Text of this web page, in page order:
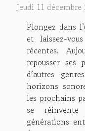
Jeudi 11
Plongez dans
et laissez-
récentes.
repousser ses
d’autres
horizons
les prochains
se
générations